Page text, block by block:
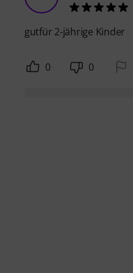
gutfür 2-jährige Kinder
0 0